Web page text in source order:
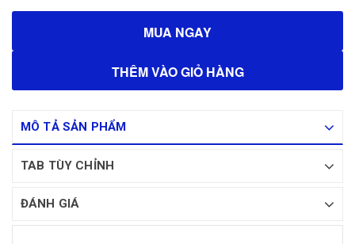
MUA NGAY
THÊM VÀO GIỎ HÀNG
MÔ TẢ SẢN PHẨM
TAB TÙY CHỈNH
ĐÁNH GIÁ